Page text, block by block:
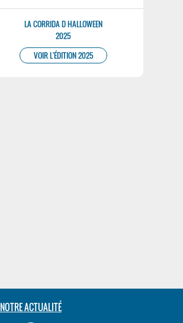
LA CORRIDA D HALLOWEEN
2025
VOIR L'ÉDITION 2025
NOTRE ACTUALITÉ